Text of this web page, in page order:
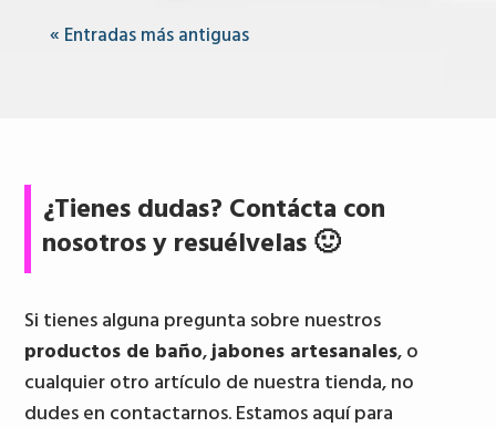
« Entradas más antiguas
¿Tienes dudas? Contácta con
nosotros y resuélvelas 🙂
Si tienes alguna pregunta sobre nuestros
productos de baño,jabones artesanales, o
cualquier otro artículo de nuestra tienda, no
dudes en contactarnos. Estamos aquí para